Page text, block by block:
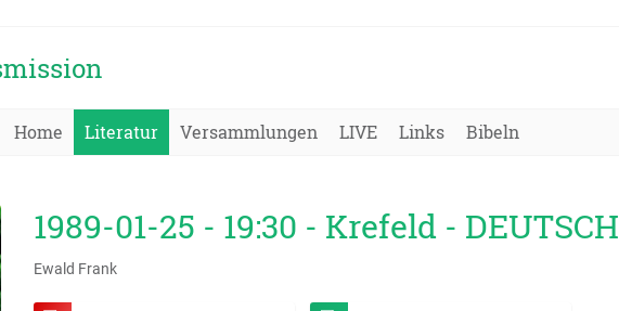
Home Literatur Versammlungen LIVE Links Bibeln
1989-01-25 - 19:30 - Krefeld - DEUTSCH
Ewald Frank